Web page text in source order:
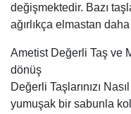
değişmektedir. Bazı
ağırlıkça elmastan
Ametist Değerli Taş ve
dönüş
Değerli Taşlarınızı
yumuşak bir sabunla